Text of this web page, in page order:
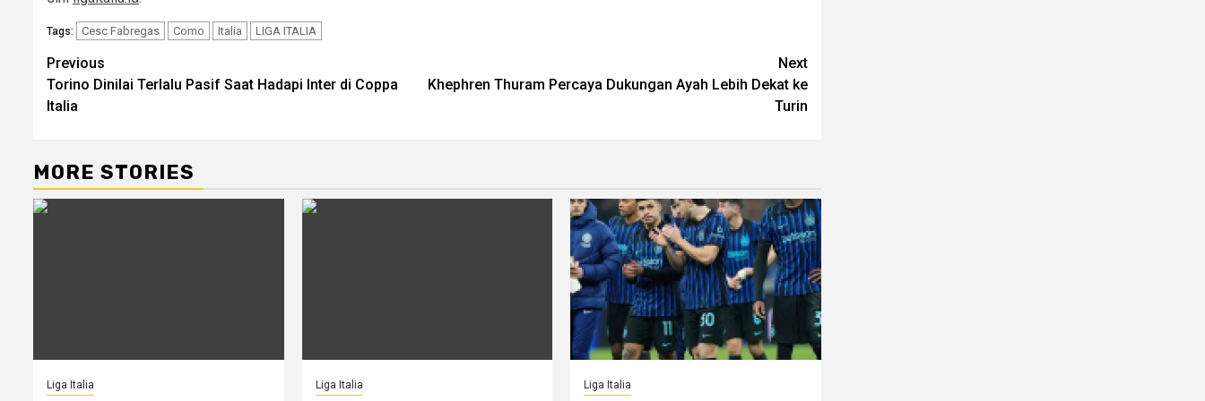
Tags: Cesc Fabregas Como Italia LIGA ITALIA
Post
navigation
Previous
Torino Dinilai Terlalu Pasif Saat Hadapi Inter di Coppa
Italia
Next
Khephren Thuram Percaya Dukungan Ayah Lebih Dekat ke
Turin
MORE STORIES
Liga Italia Liga Italia Liga Italia